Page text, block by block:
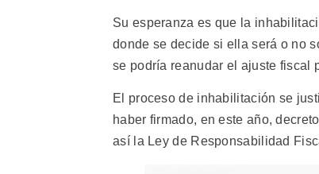
Su esperanza es que la
donde se decide si ella será o no
se podría reanudar el ajuste fiscal
El proceso de inhabilitación se
haber firmado, en este año,
así la Ley de Responsabilidad